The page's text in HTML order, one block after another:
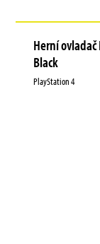
Herní
Black
PlayStation 4